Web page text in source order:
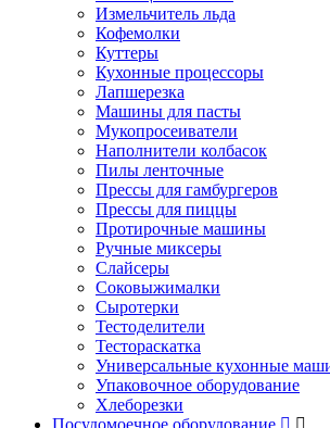
Измельчитель льда
Кофемолки
Куттеры
Кухонные процессоры
Лапшерезка
Машины для пасты
Мукопросеиватели
Наполнители колбасок
Пилы ленточные
Прессы для гамбургеров
Прессы для пиццы
Протирочные машины
Ручные миксеры
Слайсеры
Соковыжималки
Сыротерки
Тестоделители
Тестораскатка
Универсальные кухонные
Упаковочное оборудование
Хлеборезки
Посудомоечное оборудование